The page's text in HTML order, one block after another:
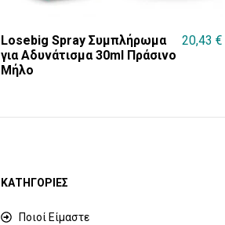
Losebig Spray Συμπλήρωμα
για Αδυνάτισμα 30ml Πράσινο
Μήλο
20,43 €
ΚΑΤΗΓΟΡΙΕΣ
Ποιοί Είμαστε